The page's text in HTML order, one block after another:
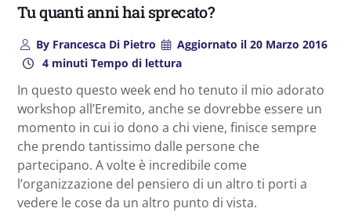
Tu quanti anni hai sprecato?
ByFrancesca Di Pietro Aggiornato il 20 Marzo 2016
4 minuti Tempo di lettura
In questo questo week end ho tenuto il mio adorato
workshop all’Eremito, anche se dovrebbe essere un
momento in cui io dono a chi viene, finisce sempre
che prendo tantissimo dalle persone che
partecipano. A volte è incredibile come
l’organizzazione del pensiero di un altro ti porti a
vedere le cose da un altro punto di vista.